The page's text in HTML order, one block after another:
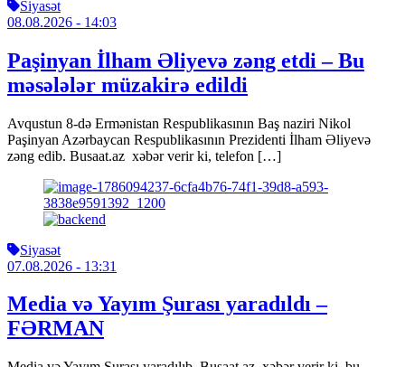
Siyasət
08.08.2026 - 14:03
Paşinyan İlham Əliyevə zəng etdi – Bu
məsələlər müzakirə edildi
Avqustun 8-də Ermənistan Respublikasının Baş naziri Nikol
Paşinyan Azərbaycan Respublikasının Prezidenti İlham Əliyevə
zəng edib. Busaat.az xəbər verir ki, telefon […]
Siyasət
07.08.2026 - 13:31
Media və Yayım Şurası yaradıldı –
FƏRMAN